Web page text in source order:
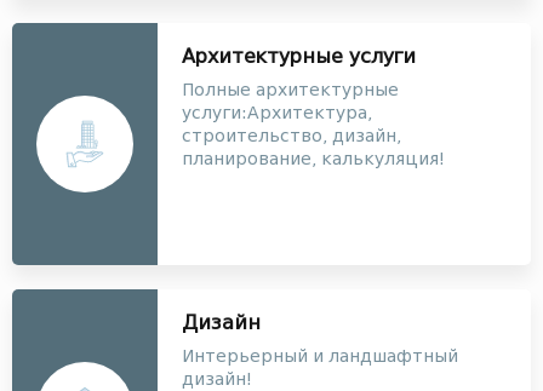
Архитектурные услуги
Полные архитектурные
услуги:Архитектура,
строительство, дизайн,
планирование, калькуляция!
Дизайн
Интерьерный и ландшафтный
дизайн!